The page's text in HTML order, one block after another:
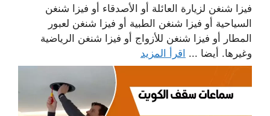
فيزا شنغن لزيارة العائلة أو الأصدقاء أو فيزا شنغن
السياحية أو فيزا شنغن الطبية أو فيزا شنغن لعبور
المطار أو فيزا شنغن للأزواج أو فيزا شنغن الرياضية
وغيرها. أيضا ... اقرأ المزيد